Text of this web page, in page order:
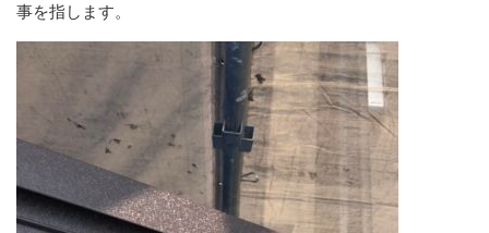
事を指します。